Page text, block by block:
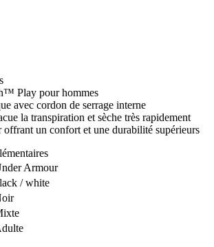
Play pour hommes
avec cordon de serrage interne
la transpiration et sèche très rapidement
offrant un confort et une durabilité supérieurs
Armour
/ white